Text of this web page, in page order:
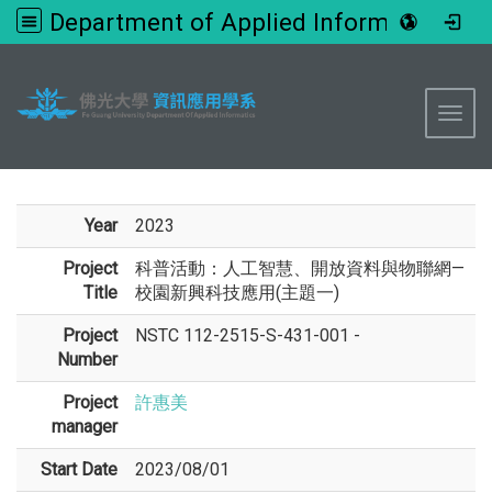
Department of Applied Informatics, FGU
Year 2023
Project
Title
科普活動：人工智慧、開放資料與物聯網—
校園新興科技應用(主題一)
Project
Number
NSTC 112-2515-S-431-001 -
Project
manager
許惠美
Start Date 2023/08/01